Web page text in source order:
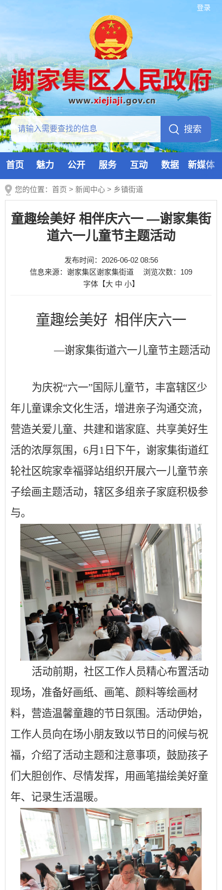
登录
首页 魅力 公开 服务 互动 数据 新媒体
您的位置： 首页 > 新闻中心 > 乡镇街道
童趣绘美好 相伴庆六一 —谢家集街
道六一儿童节主题活动
发布时间：2026-06-02 08:56
信息来源：谢家集区谢家集街道
浏览次数： 109
字体【大 中 小】
童趣绘美好 相伴庆六一
—谢家集街道六一儿童节主题活动
为庆祝“六一”国际儿童节，丰富辖区少
年儿童课余文化生活，增进亲子沟通交流，
营造关爱儿童、共建和谐家庭、共享美好生
活的浓厚氛围，6月1日下午，谢家集街道红
轮社区皖家幸福驿站组织开展六一儿童节亲
子绘画主题活动，辖区多组亲子家庭积极参
与。
活动前期，社区工作人员精心布置活动
现场，准备好画纸、画笔、颜料等绘画材
料，营造温馨童趣的节日氛围。活动伊始，
工作人员向在场小朋友致以节日的问候与祝
福，介绍了活动主题和注意事项，鼓励孩子
们大胆创作、尽情发挥，用画笔描绘美好童
年、记录生活温暖。